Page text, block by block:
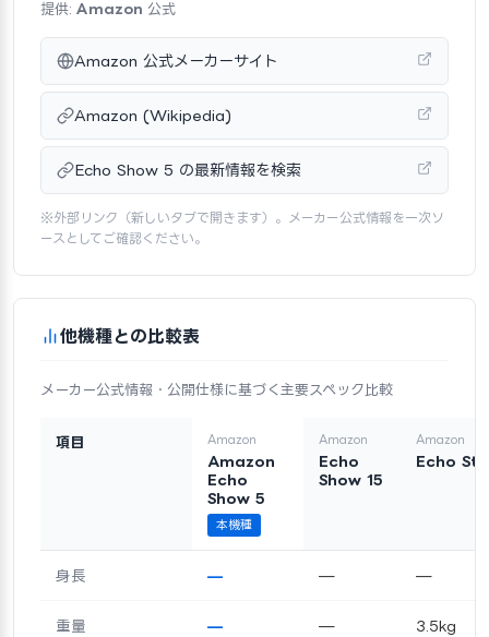
提供: Amazon 公式
Amazon 公式メーカーサイト
Amazon (Wikipedia)
Echo Show 5 の最新情報を検索
※外部リンク（新しいタブで開きます）。メーカー公式情報を一次ソ
ースとしてご確認ください。
他機種との比較表
メーカー公式情報・公開仕様に基づく主要スペック比較
項目 Amazon
Amazon
Echo
Show 5
本機種
Amazon
Echo
Show 15
Amazon
Echo
身長 — — —
重量 — — 3.5kg